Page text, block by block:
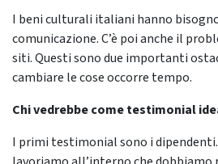
I beni culturali italiani hanno
comunicazione. C’è poi anche il
siti. Questi sono due importanti
cambiare le cose occorre tempo.
Chi vedrebbe come testimonial
I primi testimonial sono i dipendenti.